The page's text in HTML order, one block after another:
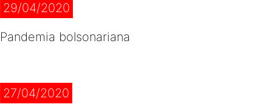
29/04/2020
Pandemia bolsonariana
27/04/2020